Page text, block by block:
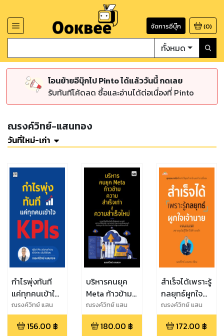
จัดการอีบุ๊ก (0)
ทั้งหมด
โอนย้ายอีบุ๊กไป Pinto ได้แล้ววันนี้ กดเลย
รับทันทีโค้ดลด ซื้อและอ่านได้ต่อเนื่องที่ Pinto
ณรงค์วิทย์-แสนทอง
วันที่ใหม่-เก่า
กำไรพุ่งทันที
แค่ทุกคนเข้าใจ
KPIs
ณรงค์วิทย์ แสน
ทอง
156.00 ฿
บริหารคนยุค
Meta ก้าวข้าม
ความสำเร็จเก่า
สู่ความสำเร็จ
ใหม่
ณรงค์วิทย์ แสน
ทอง
180.00 ฿
สำเร็จได้เพราะรู้
กลยุทธ์ผูกใจ
เจ้านาย
ณรงค์วิทย์ แสน
ทอง
172.00 ฿